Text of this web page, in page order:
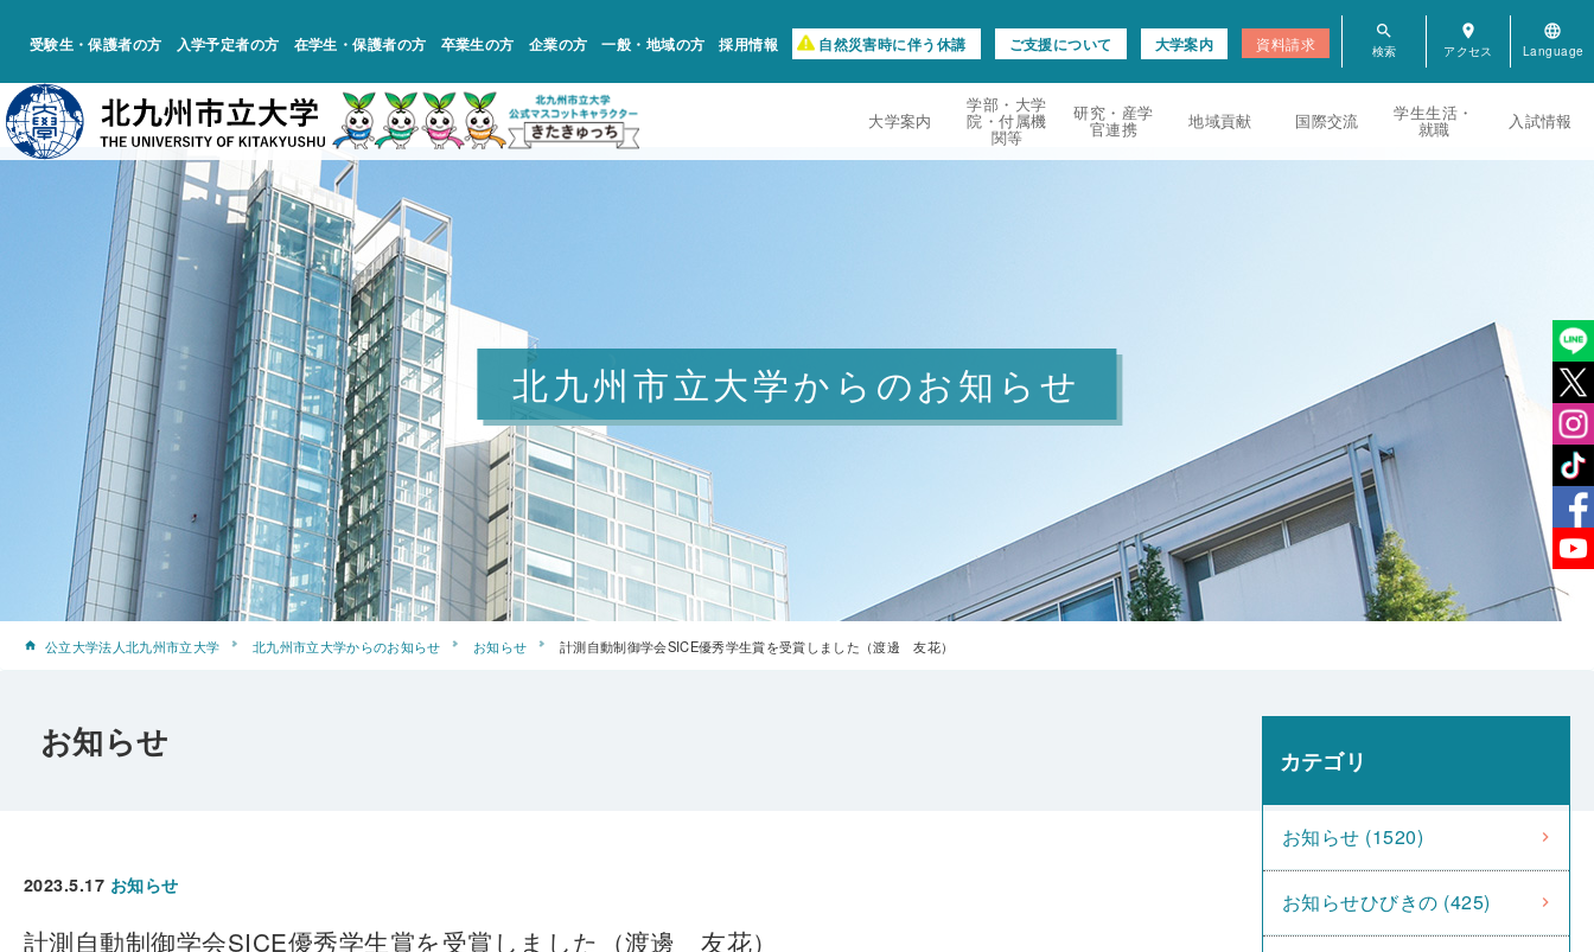
受験生・保護者の方 入学予定者の方 在学生・保護者の方 卒業生の方 企業の方 一般・地域の方 採用情報 自然災害時に伴う休講 ご支援について 大学案内 資料請求
search room language
大学案内
学部・大学
院・付属機
関等
研究・産学
官連携 地域貢献 国際交流 学生生活・
就職 入試情報
北九州市立大学からのお知らせ
公立大学法人北九州市立大学 北九州市立大学からのお知らせ お知らせ 計測自動制御学会SICE優秀学生賞を受賞しました（渡邊 友花）
お知らせ
2023.5.17 お知らせ
計測自動制御学会SICE優秀学生賞を受賞しました（渡邊 友花）
カテゴリ
お知らせ (1520)
お知らせひびきの (425)